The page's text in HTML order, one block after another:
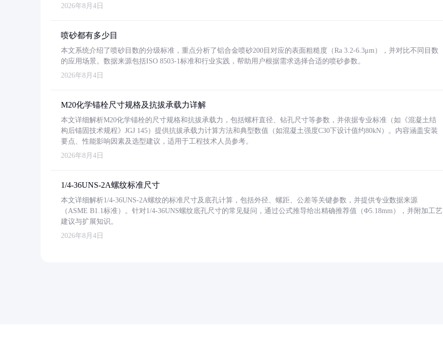
2026年8月4日
喷砂都有多少目
本文系统介绍了喷砂目数的分级标准，重点分析了铝合金喷砂200目对应的表面粗糙度（Ra 3.2-6.3μm），并对比不同目数
的应用场景。数据来源包括ISO 8503-1标准和行业实践，帮助用户根据需求选择合适的喷砂参数。
2026年8月4日
M20化学锚栓尺寸规格及抗拔承载力详解
本文详细解析M20化学锚栓的尺寸规格和抗拔承载力，包括螺杆直径、钻孔尺寸等参数，并依据专业标准（如《混凝土结
构后锚固技术规程》JGJ 145）提供抗拔承载力计算方法和典型数值（如混凝土强度C30下设计值约80kN）。内容涵盖安装
要点、性能影响因素及选型建议，适用于工程技术人员参考。
2026年8月4日
1/4-36UNS-2A螺纹标准尺寸
本文详细解析1/4-36UNS-2A螺纹的标准尺寸及底孔计算，包括外径、螺距、公差等关键参数，并提供专业数据来源
（ASME B1.1标准）。针对1/4-36UNS螺纹底孔尺寸的常见疑问，通过公式推导给出精确推荐值（Φ5.18mm），并附加工艺
建议与扩展知识。
2026年8月4日